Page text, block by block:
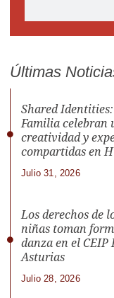
Últimas
Shared
Familia celebran
creatividad y
compartidas en
Julio 31, 2026
Los derechos de
niñas toman
danza en el CEIP
Asturias
Julio 28, 2026